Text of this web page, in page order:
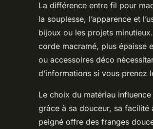
La différence entre fil pour
la souplesse, l’apparence et
bijoux ou les projets
corde macramé, plus épaisse
ou accessoires déco
d’informations si vous prenez
Le choix du matériau
grâce à sa douceur, sa
peigné offre des franges